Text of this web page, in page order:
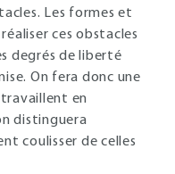
Les formes et
ces obstacles
degrés de liberté
On fera donc une
en
distinguera
coulisser de celles